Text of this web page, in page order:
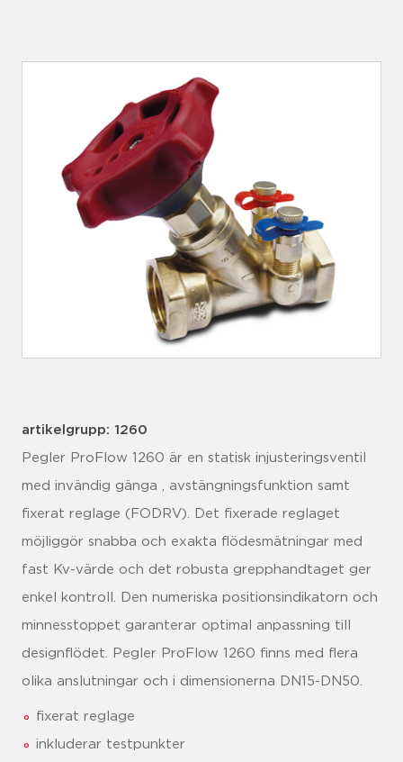
artikelgrupp: 1260
Pegler ProFlow 1260 är en statisk injusteringsventil
med invändig gänga , avstängningsfunktion samt
fixerat reglage (FODRV). Det fixerade reglaget
möjliggör snabba och exakta flödesmätningar med
fast Kv-värde och det robusta grepphandtaget ger
enkel kontroll. Den numeriska positionsindikatorn och
minnesstoppet garanterar optimal anpassning till
designflödet. Pegler ProFlow 1260 finns med flera
olika anslutningar och i dimensionerna DN15-DN50.
fixerat reglage
inkluderar testpunkter